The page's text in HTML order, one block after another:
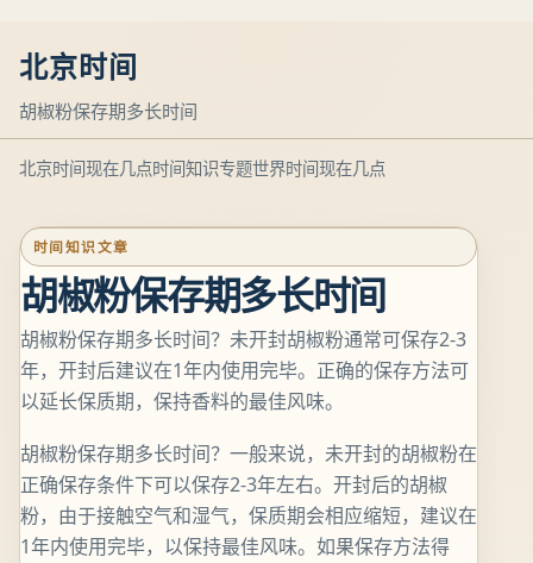
北京时间
胡椒粉保存期多长时间
北京时间现在几点时间知识专题世界时间现在几点
时间知识文章
胡椒粉保存期多长时间
胡椒粉保存期多长时间？未开封胡椒粉通常可保存2-3
年，开封后建议在1年内使用完毕。正确的保存方法可
以延长保质期，保持香料的最佳风味。
胡椒粉保存期多长时间？一般来说，未开封的胡椒粉在
正确保存条件下可以保存2-3年左右。开封后的胡椒
粉，由于接触空气和湿气，保质期会相应缩短，建议在
1年内使用完毕，以保持最佳风味。如果保存方法得